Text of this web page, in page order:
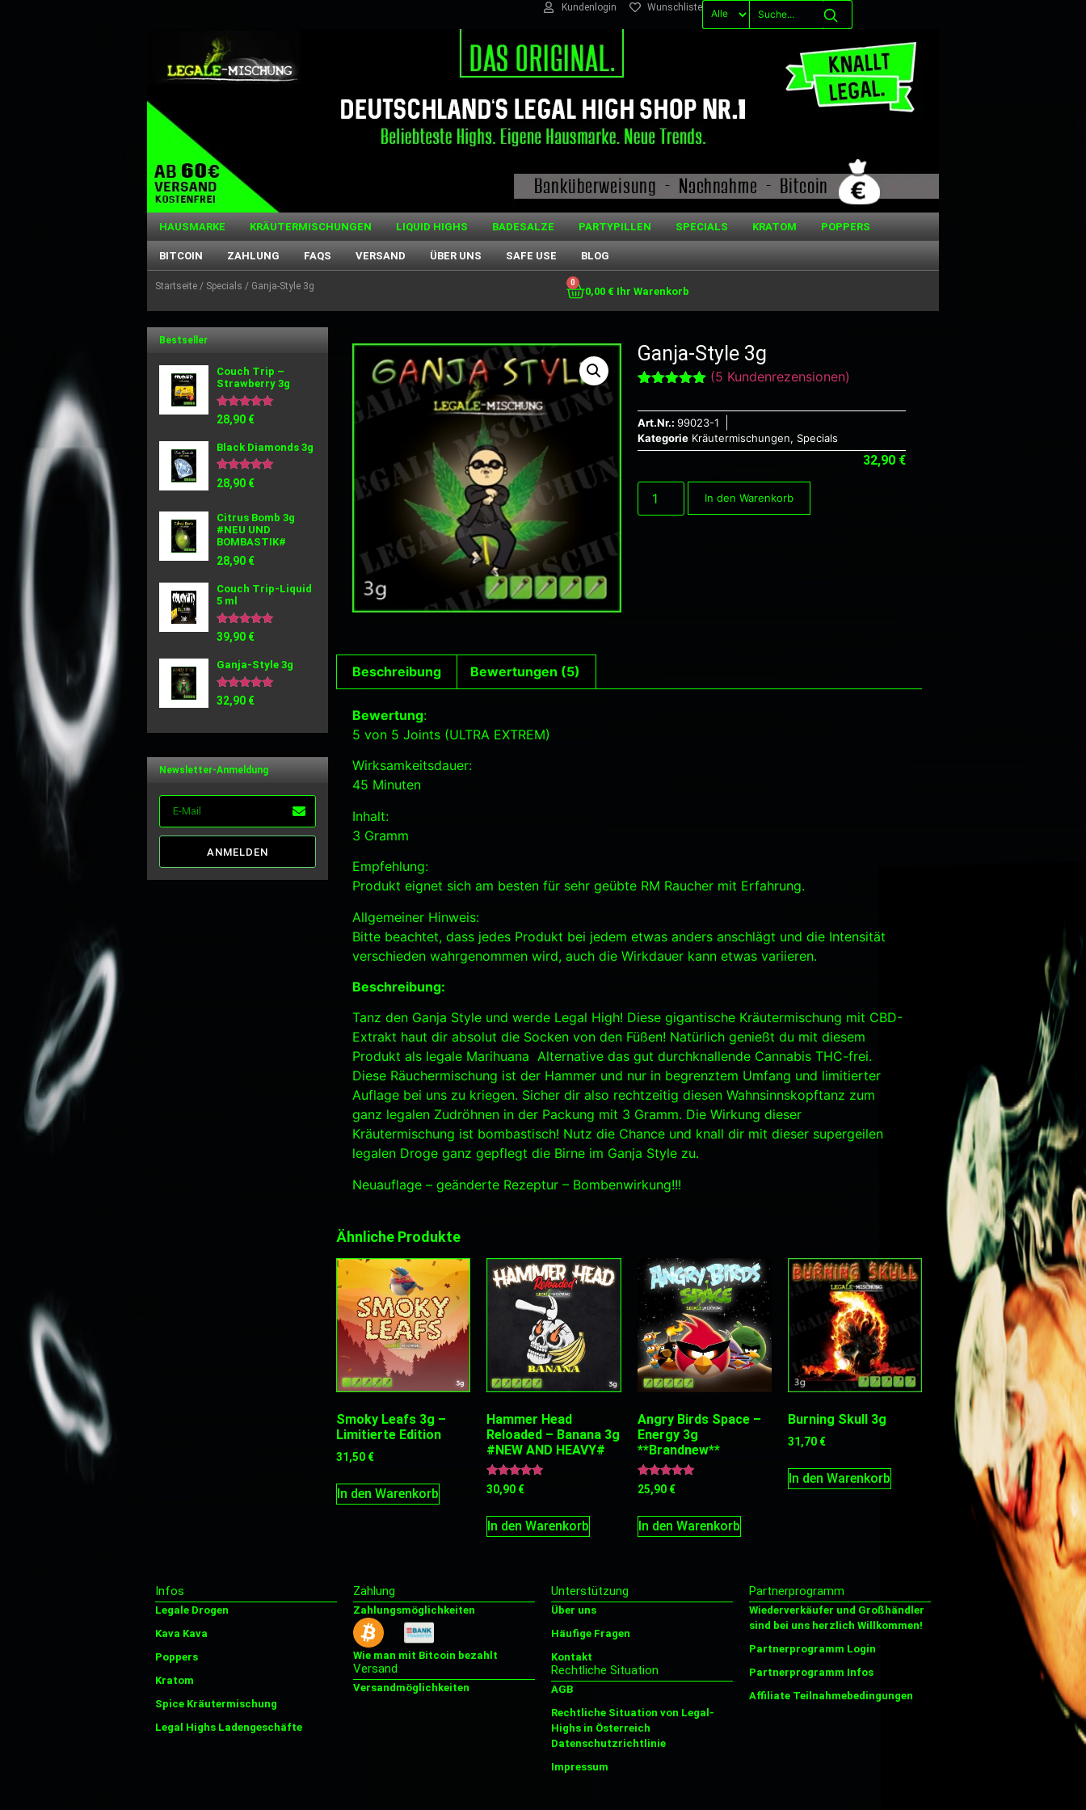
Kundenlogin Wunschliste
HAUSMARKE KRÄUTERMISCHUNGEN LIQUID HIGHS BADESALZE PARTYPILLEN SPECIALS KRATOM POPPERS
BITCOIN ZAHLUNG FAQS VERSAND ÜBER UNS SAFE USE BLOG
Startseite / Specials / Ganja-Style 3g 0,00 €
0
Bestseller
Couch Trip –
Strawberry 3g
Bewertet
mit
von 5
28,90 €
Black Diamonds 3g
Bewertet
mit
von 5
28,90 €
Citrus Bomb 3g
#NEU UND
BOMBASTIK#
28,90 €
Couch Trip-Liquid
5 ml
Bewertet
mit
von 5
39,90 €
Ganja-Style 3g
Bewertet
mit
32,90 €
Newsletter-Anmeldung
ANMELDEN
Ganja-Style 3g
5.00von 5,
basierend
auf
Kundenbewertungen
(5 Kundenrezensionen)
Art.Nr.: 99023-1
Kategorie Kräutermischungen, Specials
32,90 €
In den Warenkorb
Beschreibung Bewertungen (5)
Bewertung:
5 von 5 Joints (ULTRA EXTREM)
Wirksamkeitsdauer:
45 Minuten
Inhalt:
3 Gramm
Empfehlung:
Produkt eignet sich am besten für sehr geübte RM Raucher mit Erfahrung.
Allgemeiner Hinweis:
Bitte beachtet, dass jedes Produkt bei jedem etwas anders anschlägt und die Intensität
verschieden wahrgenommen wird, auch die Wirkdauer kann etwas variieren.
Beschreibung:
Tanz den Ganja Style und werde Legal High! Diese gigantische Kräutermischung mit CBD-
Extrakt haut dir absolut die Socken von den Füßen! Natürlich genießt du mit diesem
Produkt als legale Marihuana Alternative das gut durchknallende Cannabis THC-frei.
Diese Räuchermischung ist der Hammer und nur in begrenztem Umfang und limitierter
Auflage bei uns zu kriegen. Sicher dir also rechtzeitig diesen Wahnsinnskopftanz zum
ganz legalen Zudröhnen in der Packung mit 3 Gramm. Die Wirkung dieser
Kräutermischung ist bombastisch! Nutz die Chance und knall dir mit dieser supergeilen
legalen Droge ganz gepflegt die Birne im Ganja Style zu.
Neuauflage – geänderte Rezeptur – Bombenwirkung!!!
Ähnliche Produkte
Smoky Leafs 3g –
Limitierte Edition
31,50 €
In den Warenkorb
Hammer Head
Reloaded – Banana 3g
#NEW AND HEAVY#
Bewertet
mit
von 5
30,90 €
In den Warenkorb
Angry Birds Space –
Energy 3g
**Brandnew**
Bewertet
mit
von 5
25,90 €
In den Warenkorb
Burning Skull 3g
31,70 €
In den Warenkorb
Infos
Legale Drogen
Kava Kava
Poppers
Kratom
Spice Kräutermischung
Legal Highs Ladengeschäfte
Zahlung
Zahlungsmöglichkeiten
Wie man mit Bitcoin bezahlt
Versand
Versandmöglichkeiten
Unterstützung
Über uns
Häufige Fragen
Kontakt
Rechtliche Situation
AGB
Rechtliche Situation von Legal-
Highs in Österreich
Datenschutzrichtlinie
Impressum
Partnerprogramm
Wiederverkäufer und Großhändler
sind bei uns herzlich Willkommen!
Partnerprogramm Login
Partnerprogramm Infos
Affiliate Teilnahmebedingungen